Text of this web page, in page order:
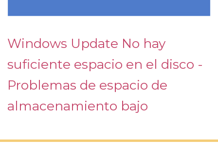
Windows Update No hay
suficiente espacio en el disco -
Problemas de espacio de
almacenamiento bajo